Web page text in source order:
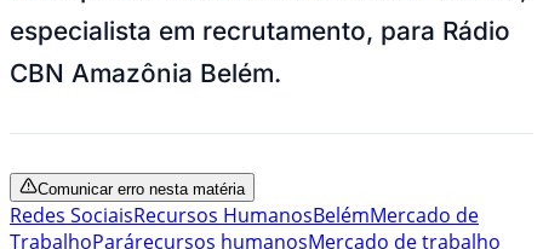
especialista em recrutamento, para Rádio
CBN Amazônia Belém.
Comunicar erro nesta matéria
Redes SociaisRecursos HumanosBelémMercado de
TrabalhoParárecursos humanosMercado de trabalho